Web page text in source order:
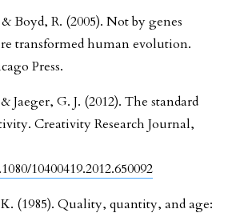
Boyd, R. (2005). Not by genes
transformed human evolution.
Press.
Jaeger, G. J. (2012). The standard
Creativity Research Journal,
10400419.2012.650092
(1985). Quality, quantity, and age: